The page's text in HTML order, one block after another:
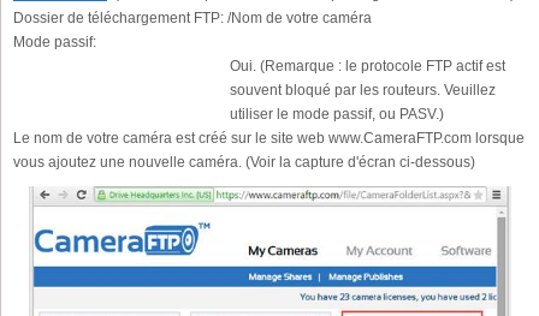
Dossier de téléchargement FTP: /Nom de votre caméra
Mode passif:
Oui. (Remarque : le protocole FTP actif est
souvent bloqué par les routeurs. Veuillez
utiliser le mode passif, ou PASV.)
Le nom de votre caméra est créé sur le site web www.CameraFTP.com lorsque
vous ajoutez une nouvelle caméra. (Voir la capture d'écran ci-dessous)